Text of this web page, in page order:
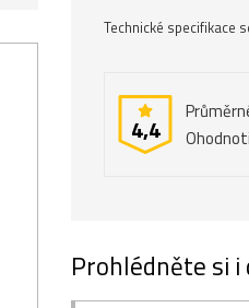
Technické specifikace
4,4
Prohlédněte si